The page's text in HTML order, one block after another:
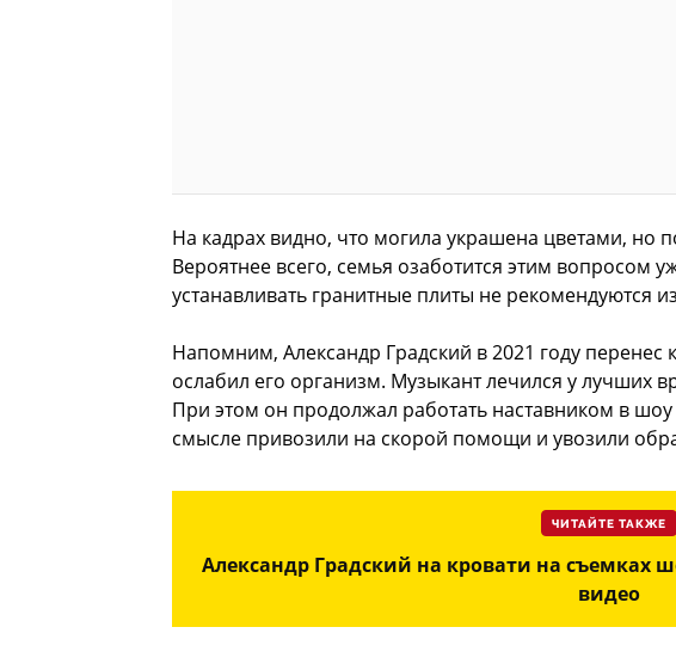
На кадрах видно, что могила украшена цветами, но
Вероятнее всего, семья озаботится этим вопросом
устанавливать гранитные плиты не рекомендуются
Напомним, Александр Градский в 2021 году перенес
ослабил его организм. Музыкант лечился у лучших
При этом он продолжал работать наставником в
смысле привозили на скорой помощи и увозили
ЧИТАЙТЕ ТАКЖЕ
Александр Градский на кровати на съемках
видео